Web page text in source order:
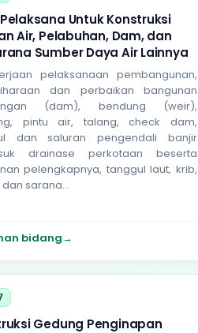
Untuk Konstruksi
Air, Pelabuhan, Dam, dan
Sumber Daya Air Lainnya
pelaksanaan pembangunan,
dan perbaikan bangunan
(dam), bendung (weir),
pintu air, talang, check dam,
dan saluran pengendali banjir
drainase perkotaan beserta
pelengkapnya, tanggul laut, krib,
sarana...
bidang→
Gedung Penginapan